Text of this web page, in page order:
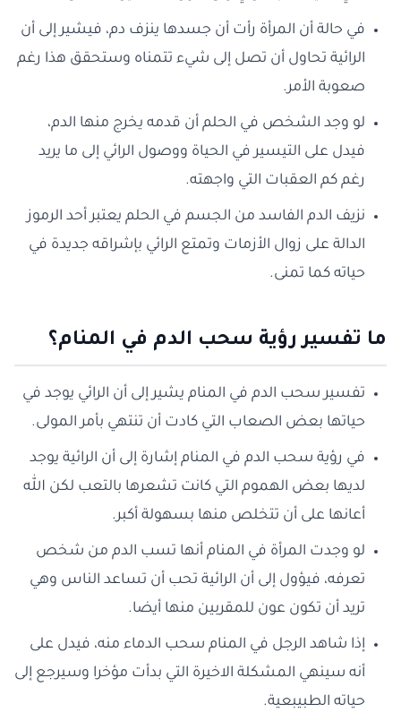
في حالة أن المرأة رأت أن جسدها ينزف دم، فيشير إلى أن
الرائية تحاول أن تصل إلى شيء تتمناه وستحقق هذا رغم
صعوبة الأمر.
لو وجد الشخص في الحلم أن قدمه يخرج منها الدم،
فيدل على التيسير في الحياة ووصول الرائي إلى ما يريد
رغم كم العقبات التي واجهته.
نزيف الدم الفاسد من الجسم في الحلم يعتبر أحد الرموز
الدالة على زوال الأزمات وتمتع الرائي بإشراقه جديدة في
حياته كما تمنى.
ما تفسير رؤية سحب الدم في المنام؟
تفسير سحب الدم في المنام يشير إلى أن الرائي يوجد في
حياتها بعض الصعاب التي كادت أن تنتهي بأمر المولى.
في رؤية سحب الدم في المنام إشارة إلى أن الرائية يوجد
لديها بعض الهموم التي كانت تشعرها بالتعب لكن الله
أعانها على أن تتخلص منها بسهولة أكبر.
لو وجدت المرأة في المنام أنها تسب الدم من شخص
تعرفه، فيؤول إلى أن الرائية تحب أن تساعد الناس وهي
تريد أن تكون عون للمقربين منها أيضا.
إذا شاهد الرجل في المنام سحب الدماء منه، فيدل على
أنه سينهي المشكلة الاخيرة التي بدأت مؤخرا وسيرجع إلى
حياته الطبيبعية.